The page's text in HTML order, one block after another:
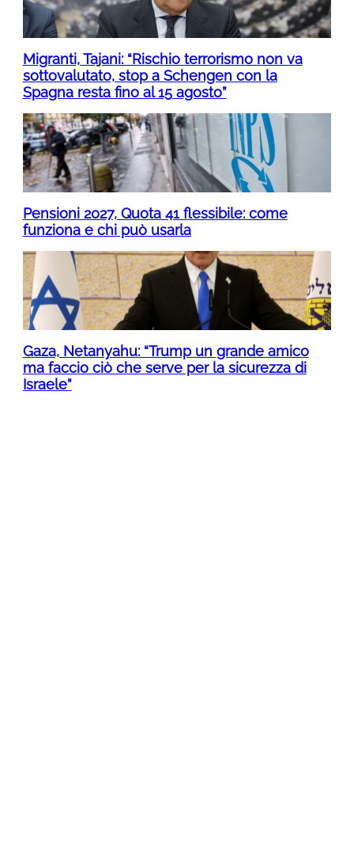
Migranti, Tajani: “Rischio terrorismo non va
sottovalutato, stop a Schengen con la
Spagna resta fino al 15 agosto”
Pensioni 2027, Quota 41 flessibile: come
funziona e chi può usarla
Gaza, Netanyahu: “Trump un grande amico
ma faccio ciò che serve per la sicurezza di
Israele”